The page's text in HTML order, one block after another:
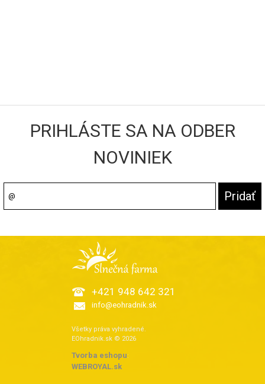
PRIHLÁSTE SA NA ODBER
NOVINIEK
+421 948 642 321
info@eohradnik.sk
Všetky práva vyhradené.
EOhradnik.sk © 2026
Tvorba eshopu:
WEBROYAL.sk